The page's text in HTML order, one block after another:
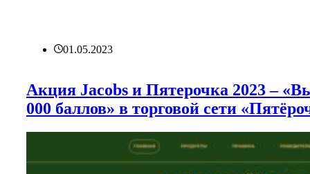
01.05.2023
Акция Jacobs и Пятерочка 2023 –
000 баллов» в торговой сети